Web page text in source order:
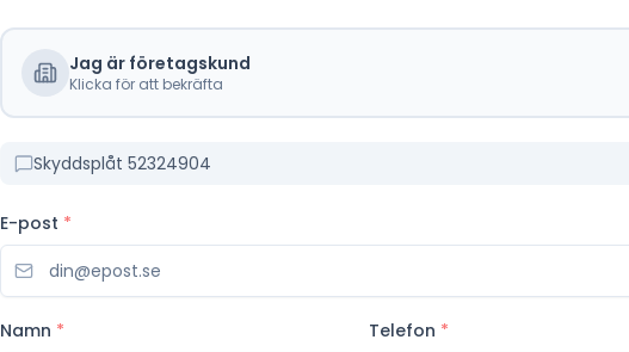
Jag är företagskund
Klicka för att bekräfta
Skyddsplåt 52324904
E-post *
Namn * Telefon *